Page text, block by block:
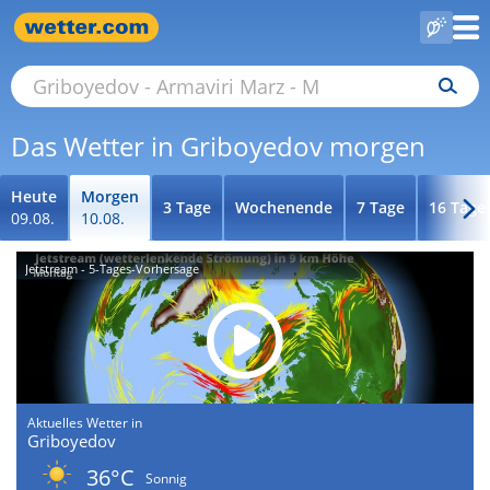
Das Wetter in Griboyedov morgen
Heute
09.08.
Morgen
10.08.
3 Tage Wochenende 7 Tage 16 Tage
Jetstream - 5-Tages-Vorhersage
Aktuelles Wetter in
Griboyedov
36°C
Sonnig